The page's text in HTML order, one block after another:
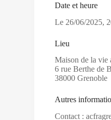
Date et heure
Le 26/06/2025,
Lieu
Maison de la vie
6 rue Berthe de
38000 Grenoble
Autres
Contact :